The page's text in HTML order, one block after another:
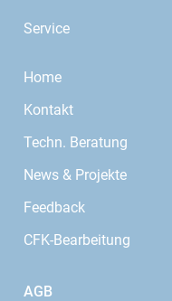
Service
Home
Kontakt
Techn. Beratung
News & Projekte
Feedback
CFK-Bearbeitung
AGB